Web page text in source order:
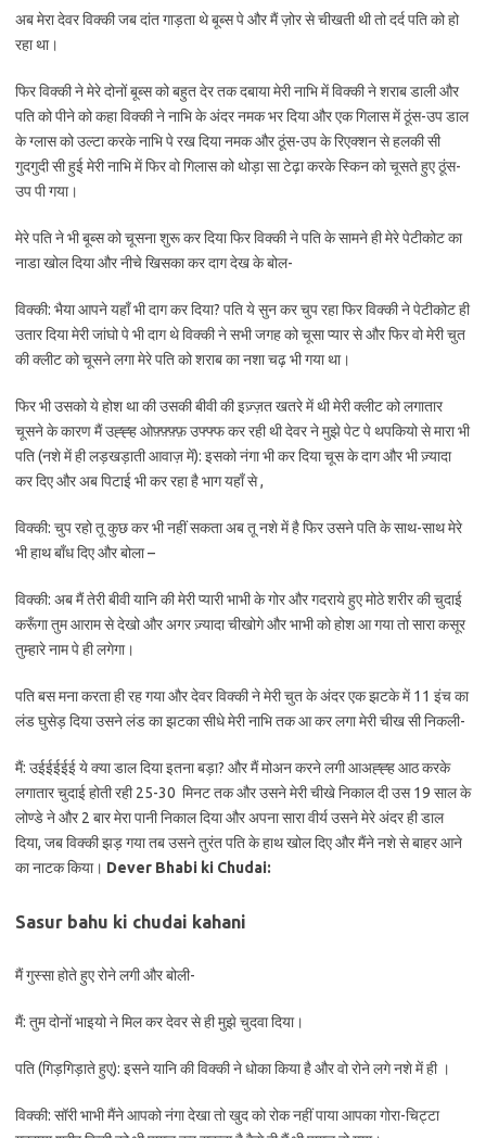
अब मेरा देवर विक्की जब दांत गाड़ता थे बूब्स पे और मैं ज़ोर से चीखती थी तो दर्द पति को हो
रहा था।
फिर विक्की ने मेरे दोनों बूब्स को बहुत देर तक दबाया मेरी नाभि में विक्की ने शराब डाली और
पति को पीने को कहा विक्की ने नाभि के अंदर नमक भर दिया और एक गिलास में ठूंस-उप डाल
के ग्लास को उल्टा करके नाभि पे रख दिया नमक और ठूंस-उप के रिएक्शन से हलकी सी
गुदगुदी सी हुई मेरी नाभि में फिर वो गिलास को थोड़ा सा टेढ़ा करके स्किन को चूसते हुए ठूंस-
उप पी गया।
मेरे पति ने भी बूब्स को चूसना शुरू कर दिया फिर विक्की ने पति के सामने ही मेरे पेटीकोट का
नाडा खोल दिया और नीचे खिसका कर दाग देख के बोल-
विक्की: भैया आपने यहाँ भी दाग कर दिया? पति ये सुन कर चुप रहा फिर विक्की ने पेटीकोट ही
उतार दिया मेरी जांघो पे भी दाग थे विक्की ने सभी जगह को चूसा प्यार से और फिर वो मेरी चुत
की क्लीट को चूसने लगा मेरे पति को शराब का नशा चढ़ भी गया था।
फिर भी उसको ये होश था की उसकी बीवी की इज़्ज़त खतरे में थी मेरी क्लीट को लगातार
चूसने के कारण मैं उह्ह्ह ओफ़्फ़्फ़्फ़ उफ्फ्फ कर रही थी देवर ने मुझे पेट पे थपकियो से मारा भी
पति (नशे में ही लड़खड़ाती आवाज़ में): इसको नंगा भी कर दिया चूस के दाग और भी ज़्यादा
कर दिए और अब पिटाई भी कर रहा है भाग यहाँ से ,
विक्की: चुप रहो तू कुछ कर भी नहीं सकता अब तू नशे में है फिर उसने पति के साथ-साथ मेरे
भी हाथ बाँध दिए और बोला –
विक्की: अब मैं तेरी बीवी यानि की मेरी प्यारी भाभी के गोर और गदराये हुए मोठे शरीर की चुदाई
करूँगा तुम आराम से देखो और अगर ज़्यादा चीखोगे और भाभी को होश आ गया तो सारा कसूर
तुम्हारे नाम पे ही लगेगा।
पति बस मना करता ही रह गया और देवर विक्की ने मेरी चुत के अंदर एक झटके में 11 इंच का
लंड घुसेड़ दिया उसने लंड का झटका सीधे मेरी नाभि तक आ कर लगा मेरी चीख सी निकली-
मैं: उईईईईई ये क्या डाल दिया इतना बड़ा? और मैं मोअन करने लगी आअह्ह्ह आठ करके
लगातार चुदाई होती रही 25-30 मिनट तक और उसने मेरी चीखे निकाल दी उस 19 साल के
लोण्डे ने और 2 बार मेरा पानी निकाल दिया और अपना सारा वीर्य उसने मेरे अंदर ही डाल
दिया, जब विक्की झड़ गया तब उसने तुरंत पति के हाथ खोल दिए और मैंने नशे से बाहर आने
का नाटक किया। Dever Bhabi ki Chudai:
Sasur bahu ki chudai kahani
मैं गुस्सा होते हुए रोने लगी और बोली-
मैं: तुम दोनों भाइयो ने मिल कर देवर से ही मुझे चुदवा दिया।
पति (गिड़गिड़ाते हुए): इसने यानि की विक्की ने धोका किया है और वो रोने लगे नशे में ही ।
विक्की: सॉरी भाभी मैंने आपको नंगा देखा तो खुद को रोक नहीं पाया आपका गोरा-चिट्टा